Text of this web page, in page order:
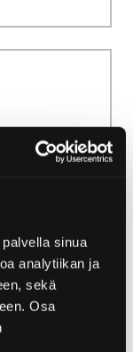
sinua
analytiikan ja
sekä
Osa
määrä